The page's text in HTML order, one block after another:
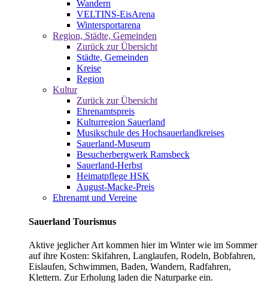
Wandern
VELTINS-EisArena
Wintersportarena
Region, Städte, Gemeinden
Zurück zur Übersicht
Städte, Gemeinden
Kreise
Region
Kultur
Zurück zur Übersicht
Ehrenamtspreis
Kulturregion Sauerland
Musikschule des Hochsauerlandkreises
Sauerland-Museum
Besucherbergwerk Ramsbeck
Sauerland-Herbst
Heimatpflege HSK
August-Macke-Preis
Ehrenamt und Vereine
Sauerland Tourismus
Aktive jeglicher Art kommen hier im Winter wie im Sommer
auf ihre Kosten: Skifahren, Langlaufen, Rodeln, Bobfahren,
Eislaufen, Schwimmen, Baden, Wandern, Radfahren,
Klettern. Zur Erholung laden die Naturparke ein.